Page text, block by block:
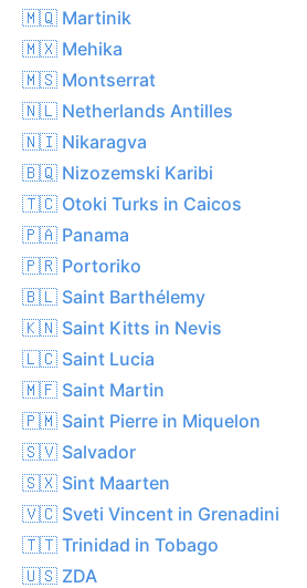
🇲🇶 Martinik
🇲🇽 Mehika
🇲🇸 Montserrat
🇳🇱 Netherlands Antilles
🇳🇮 Nikaragva
🇧🇶 Nizozemski Karibi
🇹🇨 Otoki Turks in Caicos
🇵🇦 Panama
🇵🇷 Portoriko
🇧🇱 Saint Barthélemy
🇰🇳 Saint Kitts in Nevis
🇱🇨 Saint Lucia
🇲🇫 Saint Martin
🇵🇲 Saint Pierre in Miquelon
🇸🇻 Salvador
🇸🇽 Sint Maarten
🇻🇨 Sveti Vincent in Grenadini
🇹🇹 Trinidad in Tobago
🇺🇸 ZDA